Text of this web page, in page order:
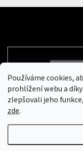
Používáme cookies,
prohlížení webu a
zlepšovali jeho
zde.
Vložením e-mailu